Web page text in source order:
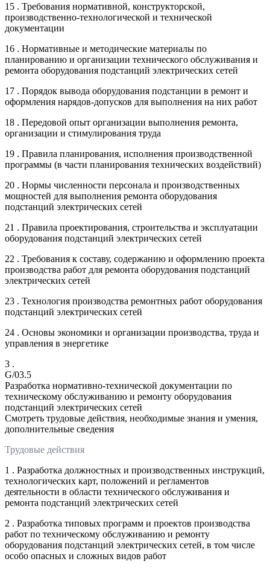
15 . Требования нормативной, конструкторской,
производственно-технологической и технической
документации
16 . Нормативные и методические материалы по
планированию и организации технического обслуживания и
ремонта оборудования подстанций электрических сетей
17 . Порядок вывода оборудования подстанции в ремонт и
оформления нарядов-допусков для выполнения на них работ
18 . Передовой опыт организации выполнения ремонта,
организации и стимулирования труда
19 . Правила планирования, исполнения производственной
программы (в части планирования технических воздействий)
20 . Нормы численности персонала и производственных
мощностей для выполнения ремонта оборудования
подстанций электрических сетей
21 . Правила проектирования, строительства и эксплуатации
оборудования подстанций электрических сетей
22 . Требования к составу, содержанию и оформлению проекта
производства работ для ремонта оборудования подстанций
электрических сетей
23 . Технология производства ремонтных работ оборудования
подстанций электрических сетей
24 . Основы экономики и организации производства, труда и
управления в энергетике
3 .
G/03.5
Разработка нормативно-технической документации по
техническому обслуживанию и ремонту оборудования
подстанций электрических сетей
Смотреть трудовые действия, необходимые знания и умения,
дополнительные сведения
Трудовые действия
1 . Разработка должностных и производственных инструкций,
технологических карт, положений и регламентов
деятельности в области технического обслуживания и
ремонта подстанций электрических сетей
2 . Разработка типовых программ и проектов производства
работ по техническому обслуживанию и ремонту
оборудования подстанций электрических сетей, в том числе
особо опасных и сложных видов работ